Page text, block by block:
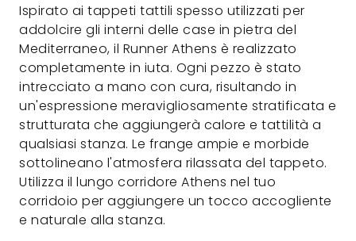
Ispirato ai tappeti tattili spesso utilizzati per
addolcire gli interni delle case in pietra del
Mediterraneo, il Runner Athens è realizzato
completamente in iuta. Ogni pezzo è stato
intrecciato a mano con cura, risultando in
un'espressione meravigliosamente stratificata e
strutturata che aggiungerà calore e tattilità a
qualsiasi stanza. Le frange ampie e morbide
sottolineano l'atmosfera rilassata del tappeto.
Utilizza il lungo corridore Athens nel tuo
corridoio per aggiungere un tocco accogliente
e naturale alla stanza.